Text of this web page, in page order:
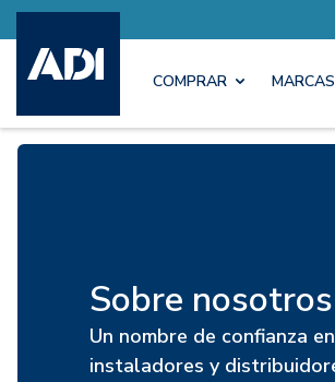
COMPRAR MARCAS
Sobre nosotros
Un nombre de confianza
instaladores y